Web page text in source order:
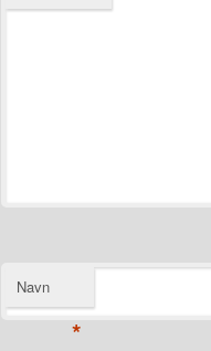
Navn
*